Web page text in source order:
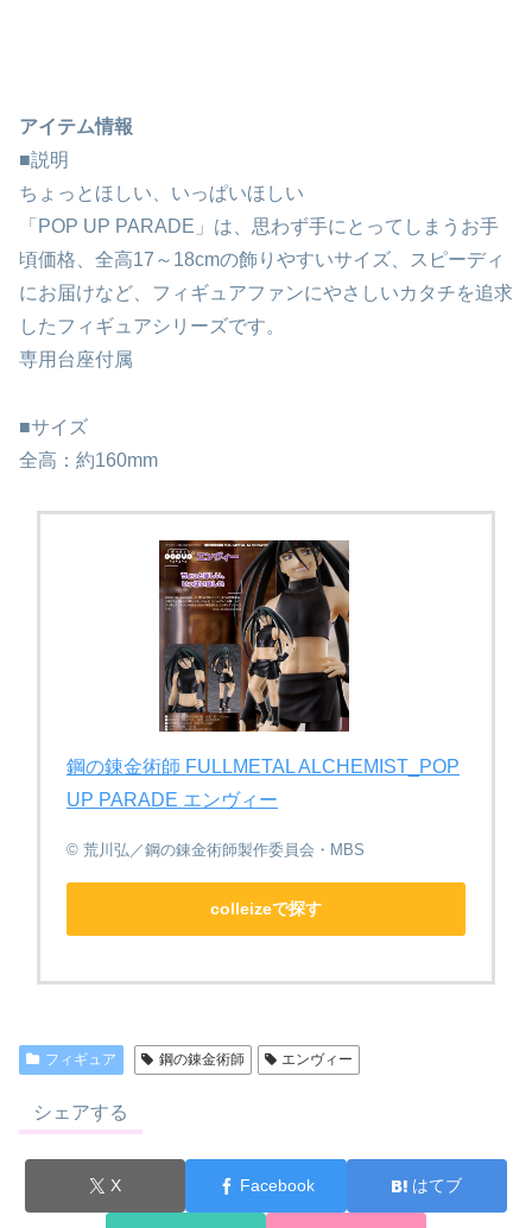
アイテム情報
■説明
ちょっとほしい、いっぱいほしい
「POP UP PARADE」は、思わず手にとってしまうお手
頃価格、全高17～18cmの飾りやすいサイズ、スピーディ
にお届けなど、フィギュアファンにやさしいカタチを追求
したフィギュアシリーズです。
専用台座付属
■サイズ
全高：約160mm
鋼の錬金術師 FULLMETAL ALCHEMIST_POP
UP PARADE エンヴィー
© 荒川弘／鋼の錬金術師製作委員会・MBS
colleizeで探す
フィギュア 鋼の錬金術師 エンヴィー
シェアする
X Facebook はてブ